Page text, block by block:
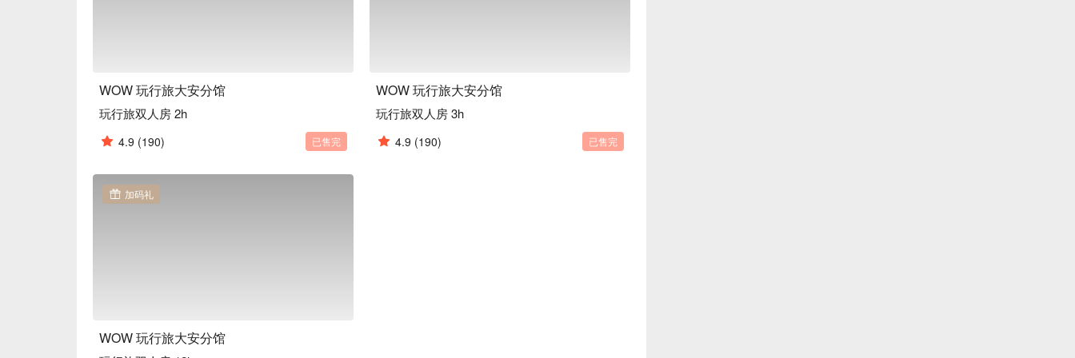
WOW 玩行旅大安分馆
玩行旅双人房 2h
4.9 (190) 已售完
WOW 玩行旅大安分馆
玩行旅双人房 3h
4.9 (190) 已售完
加码礼
WOW 玩行旅大安分馆